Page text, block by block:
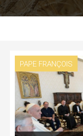
PAPE FRANÇOIS